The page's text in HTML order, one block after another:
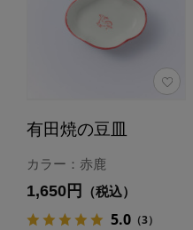
有田焼の豆皿
カラー：赤鹿
1,650円 （税込）
5.0（3）